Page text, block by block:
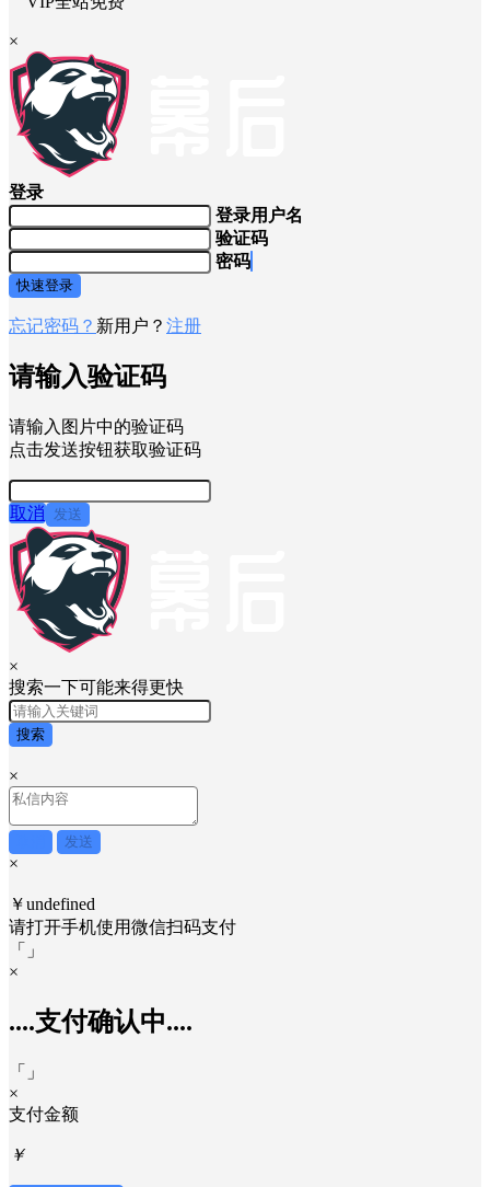
×
登录
登录用户名
验证码
密码
快速登录
忘记密码？ 新用户？ 注册
请输入验证码
请输入图片中的验证码
点击发送按钮获取验证码
取消 发送
×
搜索一下可能来得更快
搜索
×
发送
×
￥undefined
请打开手机使用微信扫码支付
「
」
×
....支付确认中....
「
」
×
支付金额
￥